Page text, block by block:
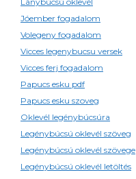
Jóember fogadalom
Volegeny fogadalom
Vicces legenybucsu versek
Vicces ferj fogadalom
Papucs esku pdf
Papucs esku szoveg
Oklevél legénybúcsúra
Legénybúcsú oklevél szöveg
Legénybúcsú oklevél szövege
Legénybúcsú oklevél letöltés